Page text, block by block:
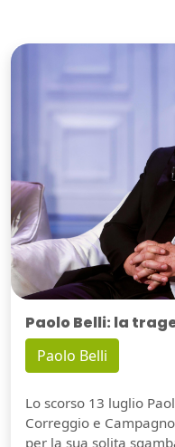
Paolo Belli: la
Paolo Belli
Lo scorso 13 luglio
Correggio e
per la sua solita